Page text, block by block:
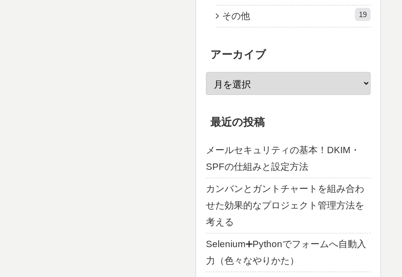
その他 19
アーカイブ
最近の投稿
メールセキュリティの基本！DKIM・
SPFの仕組みと設定方法
カンバンとガントチャートを組み合わ
せた効果的なプロジェクト管理方法を
考える
Selenium➕Pythonでフォームへ自動入
力（色々なやりかた）